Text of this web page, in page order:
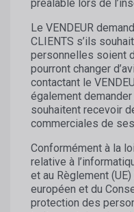
préalable lors de
Le VENDEUR
CLIENTS s’ils
personnelles soient
pourront changer
contactant le
également
souhaitent recevoir
commerciales de
Conformément à la
relative à
et au Règlement
européen et du
protection des